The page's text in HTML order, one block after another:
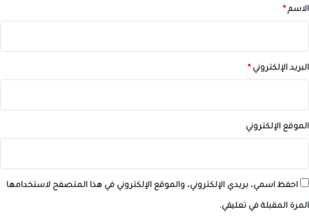
*الاسم*
البريد الإلكتروني*
الموقع الإلكتروني
احفظ اسمي، بريدي الإلكتروني، والموقع الإلكتروني في هذا المتصفح لاستخدامها
المرة المقبلة في تعليقي.